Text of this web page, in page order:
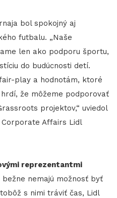
bol spokojný aj
futbalu. „Naše
len ako podporu športu,
do budúcnosti detí.
play a hodnotám, ktoré
že môžeme podporovať
projektov,“ uviedol
Corporate Affairs Lidl
reprezentantmi
nemajú možnosť byť
s nimi tráviť čas, Lidl